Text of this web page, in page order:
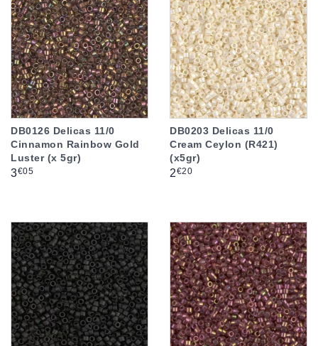
DB0126 Delicas 11/0
Cinnamon Rainbow Gold
Luster (x 5gr)
Prix
3€05
DB0203 Delicas 11/0
Cream Ceylon (R421)
(x5gr)
Prix
2€20